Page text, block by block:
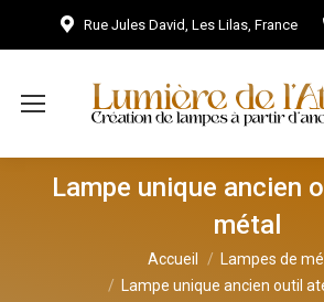
Rue Jules David, Les Lilas, France
Lampe unique ancien
métal
Accueil
Lampes de
Lampe unique ancien outil